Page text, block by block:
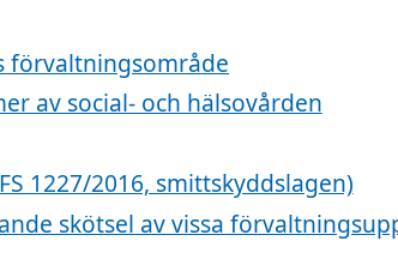
förvaltningsområde
av social- och hälsovården
1227/2016, smittskyddslagen)
skötsel av vissa